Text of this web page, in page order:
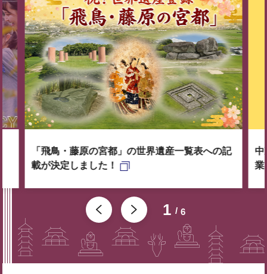
1 6
「飛鳥・藤原の宮都」の世界遺産一覧表への記
載が決定しました！
中
業